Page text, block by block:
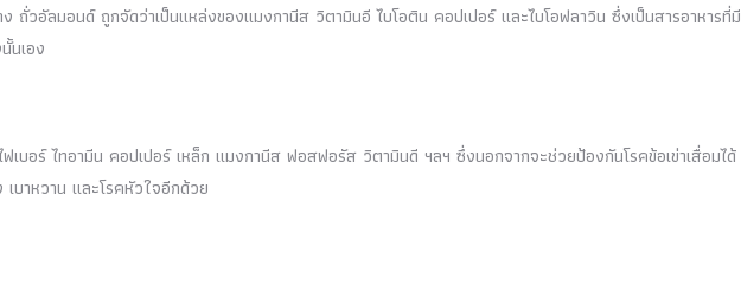
ถั่วอัลมอนด์ ถูกจัดว่าเป็นแหล่งของแมงกานีส วิตามินอี ไบโอติน คอปเปอร์ และไบโอฟลาวิน ซึ่งเป็นสารอาหารที่มี
นเอง
ฟเบอร์ ไทอามีน คอปเปอร์ เหล็ก แมงกานีส ฟอสฟอรัส วิตามินดี ฯลฯ ซึ่งนอกจากจะช่วยป้องกันโรคข้อเข่าเสื่อมได้
บาหวาน และโรคหัวใจอีกด้วย